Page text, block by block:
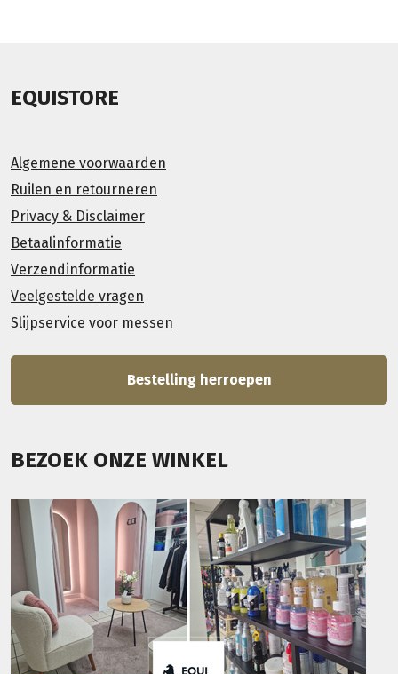
EQUISTORE
Algemene voorwaarden
Ruilen en retourneren
Privacy & Disclaimer
Betaalinformatie
Verzendinformatie
Veelgestelde vragen
Slijpservice voor messen
Bestelling herroepen
BEZOEK ONZE WINKEL